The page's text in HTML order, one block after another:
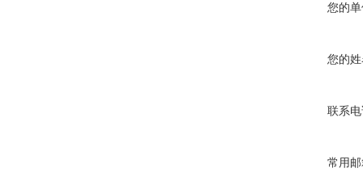
您的
您的
联系
常用